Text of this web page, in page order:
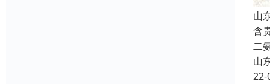
山
含
二
山
22-